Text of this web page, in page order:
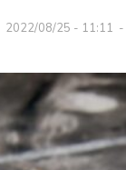
2022/08/25 - 11:11 -